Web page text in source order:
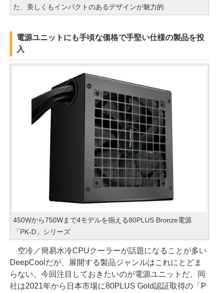
た、美しくもインパクトのあるデザインが魅力的
電源ユニットにも手頃な価格で手堅い仕様の製品を投
入
450Wから750Wまで4モデルを揃える80PLUS Bronze電源
「PK-D」シリーズ
空冷／簡易水冷CPUクーラーが話題になることが多い
DeepCoolだが、展開する製品ジャンルはこれにとどま
らない。今回注目しておきたいのが電源ユニットだ。同
社は2021年から日本市場に80PLUS Gold認証取得の「P